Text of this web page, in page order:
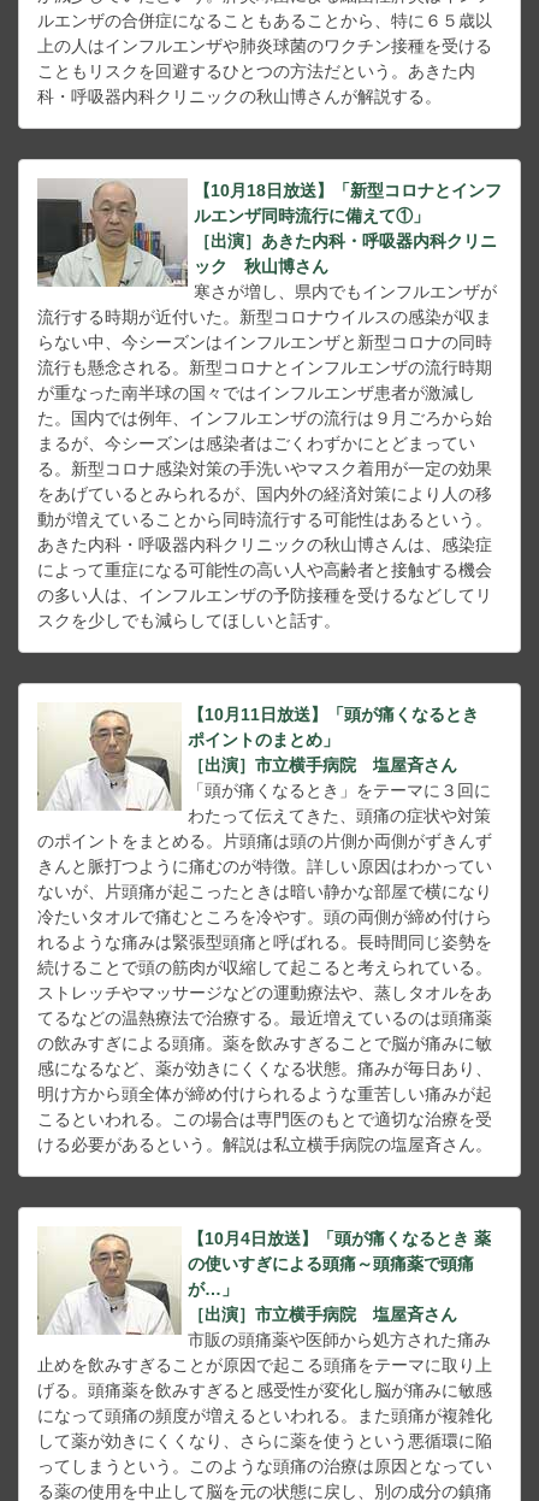
ルエンザの合併症になることもあることから、特に６５歳以
上の人はインフルエンザや肺炎球菌のワクチン接種を受ける
こともリスクを回避するひとつの方法だという。あきた内
科・呼吸器内科クリニックの秋山博さんが解説する。
【10月18日放送】「新型コロナとインフ
ルエンザ同時流行に備えて①」
［出演］あきた内科・呼吸器内科クリニ
ック 秋山博さん
寒さが増し、県内でもインフルエンザが
流行する時期が近付いた。新型コロナウイルスの感染が収ま
らない中、今シーズンはインフルエンザと新型コロナの同時
流行も懸念される。新型コロナとインフルエンザの流行時期
が重なった南半球の国々ではインフルエンザ患者が激減し
た。国内では例年、インフルエンザの流行は９月ごろから始
まるが、今シーズンは感染者はごくわずかにとどまってい
る。新型コロナ感染対策の手洗いやマスク着用が一定の効果
をあげているとみられるが、国内外の経済対策により人の移
動が増えていることから同時流行する可能性はあるという。
あきた内科・呼吸器内科クリニックの秋山博さんは、感染症
によって重症になる可能性の高い人や高齢者と接触する機会
の多い人は、インフルエンザの予防接種を受けるなどしてリ
スクを少しでも減らしてほしいと話す。
【10月11日放送】「頭が痛くなるとき
ポイントのまとめ」
［出演］市立横手病院 塩屋斉さん
「頭が痛くなるとき」をテーマに３回に
わたって伝えてきた、頭痛の症状や対策
のポイントをまとめる。片頭痛は頭の片側か両側がずきんず
きんと脈打つように痛むのが特徴。詳しい原因はわかってい
ないが、片頭痛が起こったときは暗い静かな部屋で横になり
冷たいタオルで痛むところを冷やす。頭の両側が締め付けら
れるような痛みは緊張型頭痛と呼ばれる。長時間同じ姿勢を
続けることで頭の筋肉が収縮して起こると考えられている。
ストレッチやマッサージなどの運動療法や、蒸しタオルをあ
てるなどの温熱療法で治療する。最近増えているのは頭痛薬
の飲みすぎによる頭痛。薬を飲みすぎることで脳が痛みに敏
感になるなど、薬が効きにくくなる状態。痛みが毎日あり、
明け方から頭全体が締め付けられるような重苦しい痛みが起
こるといわれる。この場合は専門医のもとで適切な治療を受
ける必要があるという。解説は私立横手病院の塩屋斉さん。
【10月4日放送】「頭が痛くなるとき 薬
の使いすぎによる頭痛～頭痛薬で頭痛
が…」
［出演］市立横手病院 塩屋斉さん
市販の頭痛薬や医師から処方された痛み
止めを飲みすぎることが原因で起こる頭痛をテーマに取り上
げる。頭痛薬を飲みすぎると感受性が変化し脳が痛みに敏感
になって頭痛の頻度が増えるといわれる。また頭痛が複雑化
して薬が効きにくくなり、さらに薬を使うという悪循環に陥
ってしまうという。このような頭痛の治療は原因となってい
る薬の使用を中止して脳を元の状態に戻し、別の成分の鎮痛